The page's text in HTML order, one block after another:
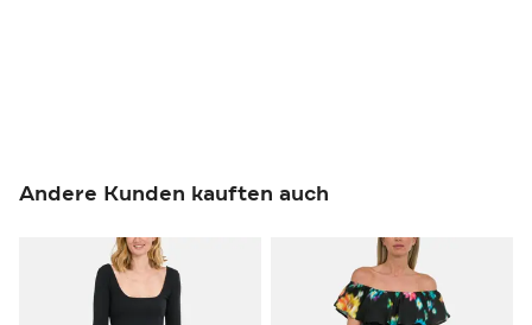
Andere Kunden kauften auch